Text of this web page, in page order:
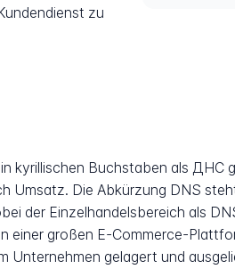
zu
kyrillischen Buchstaben als ДНС
Umsatz. Die Abkürzung DNS
der Einzelhandelsbereich als
einer großen E-Commerce-
Unternehmen gelagert und